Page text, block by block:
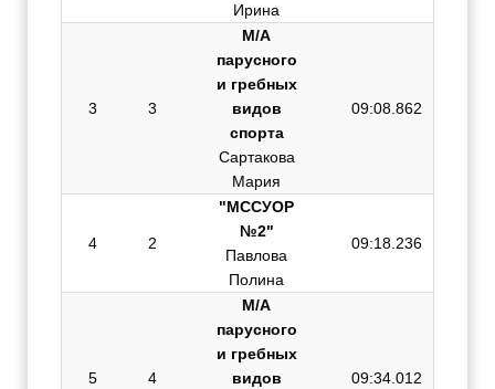
Ирина
3 3
М/А
парусного
и гребных
видов
спорта
Сартакова
Мария
09:08.862
4 2
"МССУОР
№2"
Павлова
Полина
09:18.236
5 4
М/А
парусного
и гребных
видов
09:34.012